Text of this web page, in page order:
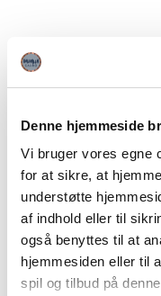
Denne hjemmeside
Vi bruger vores egne
for at sikre, at
understøtte
af indhold eller til
også benyttes til at
hjemmesiden eller til
spil og tilbud på